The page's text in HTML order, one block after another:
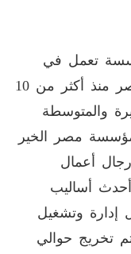
تعمل في
مجال تطوير الإنتاج الحيواني في مصر منذ أكثر من 10
والمتوسطة
مؤسسة مصر الخير
أعمال
أحدث أساليب
إدارة وتشغيل
تخريج حوالي